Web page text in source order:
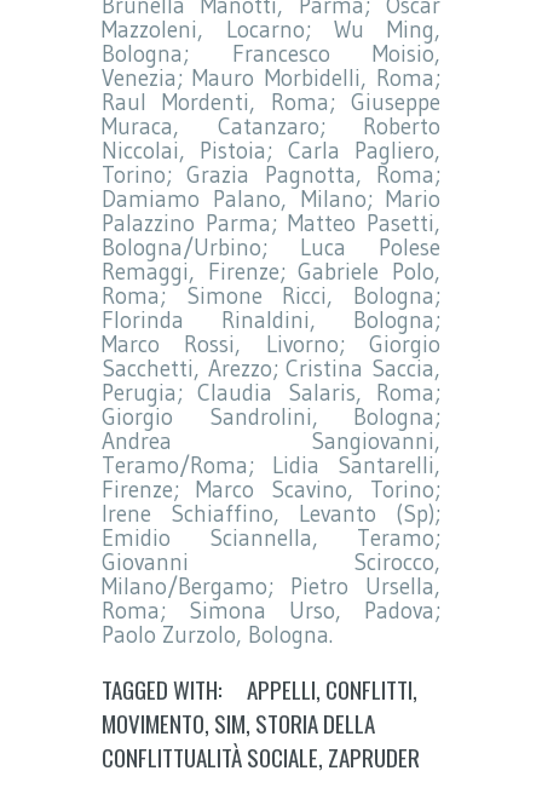
Mazzoleni, Locarno; Wu Ming,
Bologna; Francesco Moisio,
Venezia; Mauro Morbidelli, Roma;
Raul Mordenti, Roma; Giuseppe
Muraca, Catanzaro; Roberto
Niccolai, Pistoia; Carla Pagliero,
Torino; Grazia Pagnotta, Roma;
Damiamo Palano, Milano; Mario
Palazzino Parma; Matteo Pasetti,
Bologna/Urbino; Luca Polese
Remaggi, Firenze; Gabriele Polo,
Roma; Simone Ricci, Bologna;
Florinda Rinaldini, Bologna;
Marco Rossi, Livorno; Giorgio
Sacchetti, Arezzo; Cristina Saccia,
Perugia; Claudia Salaris, Roma;
Giorgio Sandrolini, Bologna;
Andrea Sangiovanni,
Teramo/Roma; Lidia Santarelli,
Firenze; Marco Scavino, Torino;
Irene Schiaffino, Levanto (Sp);
Emidio Sciannella, Teramo;
Giovanni Scirocco,
Milano/Bergamo; Pietro Ursella,
Roma; Simona Urso, Padova;
Paolo Zurzolo, Bologna.
TAGGED WITH: APPELLI, CONFLITTI,
MOVIMENTO, SIM, STORIA DELLA
CONFLITTUALITÀ SOCIALE, ZAPRUDER